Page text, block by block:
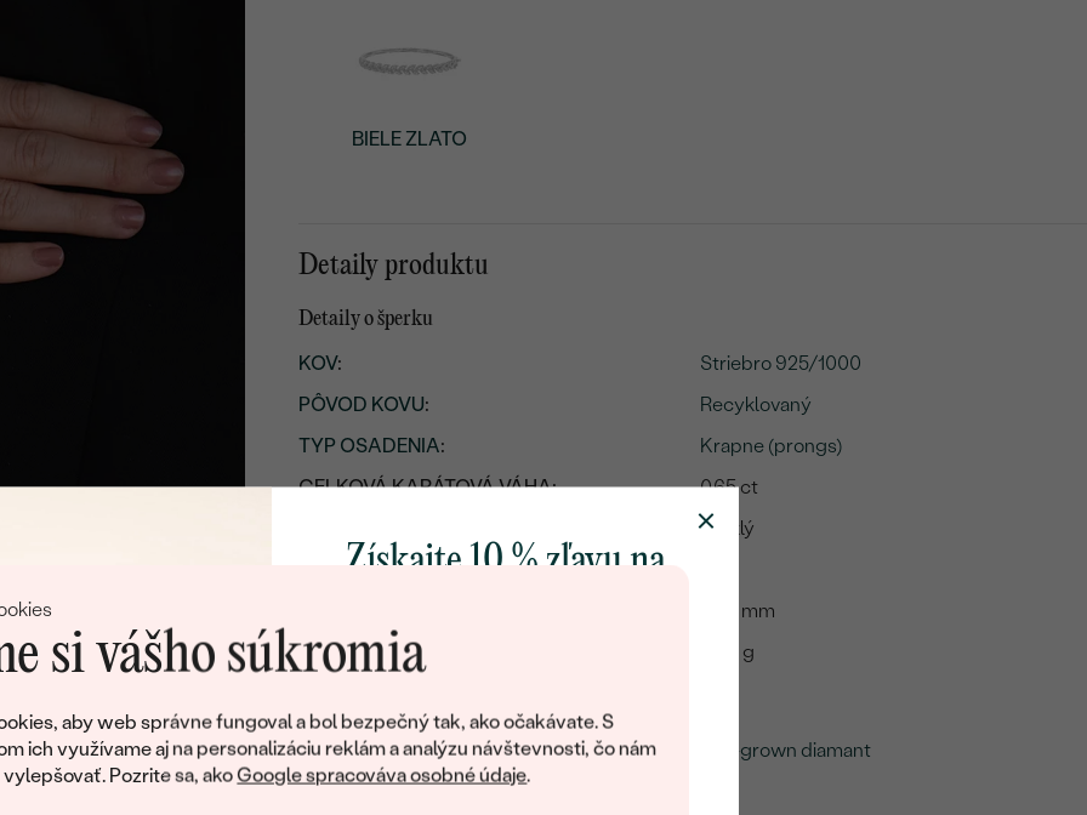
si vášho súkromia
aby web správne fungoval a bol bezpečný tak, ako očakávate. S
ich využívame aj na personalizáciu reklám a analýzu návštevnosti, čo nám
Pozrite sa, akoGoogle spracováva osobné údaje.
BIELE ZLATO
Detaily produktu
Detaily o šperku
KOV:
Striebro 925/1000
PÔVOD KOVU:
Recyklovaný
TYP OSADENIA:
Krapne (prongs)
CELKOVÁ KARÁTOVÁ VÁHA:
0.65 ct
Lesklý
RHODIUM:
5.95 mm
PRIBLIŽNÁ VÁHA:
13.16 g
DRUH:
Lab-grown diamant
POČET:
Získajte 10 % zľavu na
poctivo vyrábaných šperkov Eppi.
Ako darček na privítanie vám
obratom pošleme zľavový kód na